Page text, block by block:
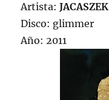
Artista:JACASZEK
Disco: glimmer
Año: 2011